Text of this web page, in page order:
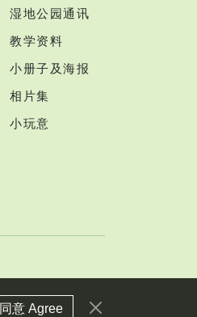
湿地公园通讯
教学资料
小册子及海报
相片集
小玩意
同意 Agree